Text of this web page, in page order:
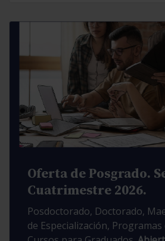
Oferta de Posgrado.
Cuatrimestre 2026.
Posdoctorado, Doctorado,
de Especialización,